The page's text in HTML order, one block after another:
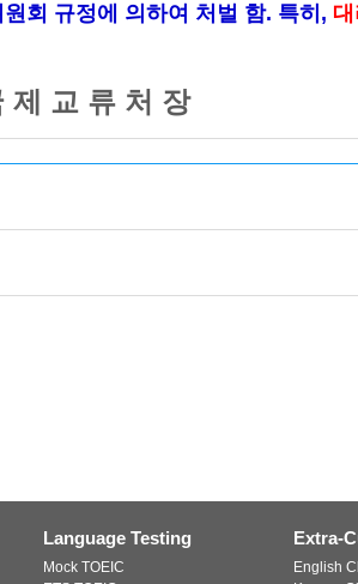
회 규정에 의하여 처벌 함. 특히,
제 교 류 처 장
Language Testing
Mock TOEIC
Extra-
English